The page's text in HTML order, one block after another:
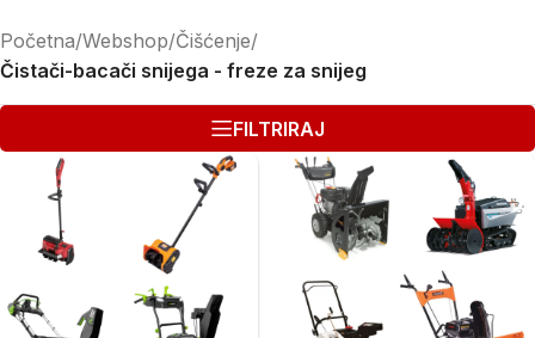
Početna/Webshop/Čišćenje/
Čistači-bacači snijega - freze za snijeg
FILTRIRAJ